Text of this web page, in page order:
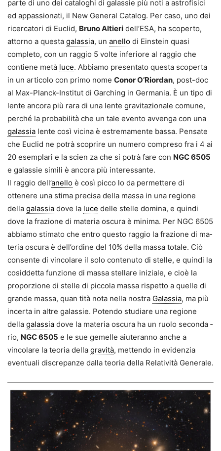
parte di uno dei cataloghi di galassie più noti a astrofisici
ed appas­sionati, il New General Catalog. Per caso, uno dei
ricercatori di Euclid, Bruno Altieri dell’ESA, ha scoperto,
attorno a questa galassia, un anello di Einstein quasi
completo, con un raggio 5 volte inferiore al raggio che
contiene metà luce. Abbiamo presentato questa scoperta
in un articolo con primo nome Conor O’Riordan, post-doc
al Max-Planck-Institut di Garching in Germania. È un tipo di
len­te ancora più rara di una lente gravitazionale comune,
perché la probabilità che un tale evento avvenga con una
galassia lente così vicina è estremamente bas­sa. Pensate
che Euclid ne potrà scoprire un numero compreso fra i 4 ai
20 esemplari e la scien ­za che si potrà fare con NGC 6505
e galassie simili è ancora più interessante.
Il raggio dell’anello è così picco ­lo da permettere di
ottenere una stima precisa della massa in una regione
della galassia dove la luce delle stelle domina, e quindi
dove la frazione di ma­teria oscura è minima. Per NGC 6505
abbiamo stimato che entro questo raggio la frazione di ma­
teria oscura è dell’ordine del 10% della massa totale. Ciò
consente di vincolare il solo contenuto di stelle, e quindi la
cosiddet­ta funzione di massa stellare iniziale, e cioè la
proporzione di stelle di piccola massa rispetto a quelle di
grande massa, quan ­tità nota nella nostra Galassia, ma più
incerta in altre galassie. Potendo studiare una regione
della galassia dove la materia oscura ha un ruolo seconda ­
rio, NGC 6505 e le sue gemelle aiuteranno anche a
vincolare la teoria della gravità, mettendo in evidenzia
eventuali discrepan­ze dalla teoria della Relatività Generale.